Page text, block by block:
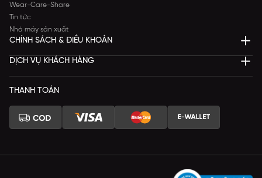
Wear-Care-Share
Tin tức
Nhà máy sản xuất
CHÍNH SÁCH & ĐIỀU KHOẢN
DỊCH VỤ KHÁCH HÀNG
THANH TOÁN